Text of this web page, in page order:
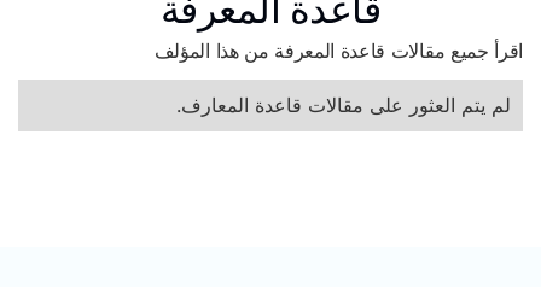
اقرأ جميع مقالات قاعدة المعرفة من هذا المؤلف
لم يتم العثور على مقالات قاعدة المعارف.